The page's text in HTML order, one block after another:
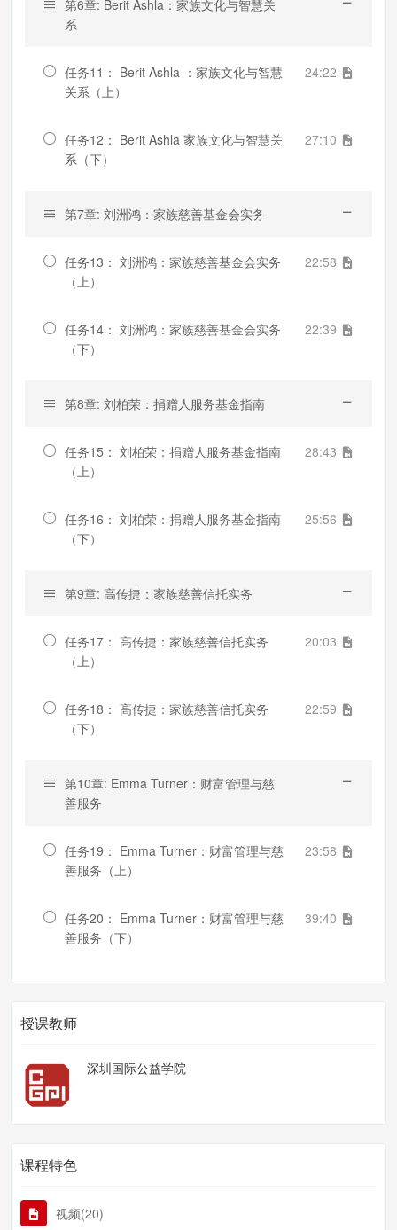
第6章: Berit Ashla：家族文化与智慧关
系
任务11： Berit Ashla ：家族文化与智慧
关系（上）
24:22
任务12： Berit Ashla 家族文化与智慧关
系（下）
27:10
第7章: 刘洲鸿：家族慈善基金会实务
任务13： 刘洲鸿：家族慈善基金会实务
（上）
22:58
任务14： 刘洲鸿：家族慈善基金会实务
（下）
22:39
第8章: 刘柏荣：捐赠人服务基金指南
任务15： 刘柏荣：捐赠人服务基金指南
（上）
28:43
任务16： 刘柏荣：捐赠人服务基金指南
（下）
25:56
第9章: 高传捷：家族慈善信托实务
任务17： 高传捷：家族慈善信托实务
（上）
20:03
任务18： 高传捷：家族慈善信托实务
（下）
22:59
第10章: Emma Turner：财富管理与慈
善服务
任务19： Emma Turner：财富管理与慈
善服务（上）
23:58
任务20： Emma Turner：财富管理与慈
善服务（下）
39:40
授课教师
深圳国际公益学院
课程特色
视频(20)